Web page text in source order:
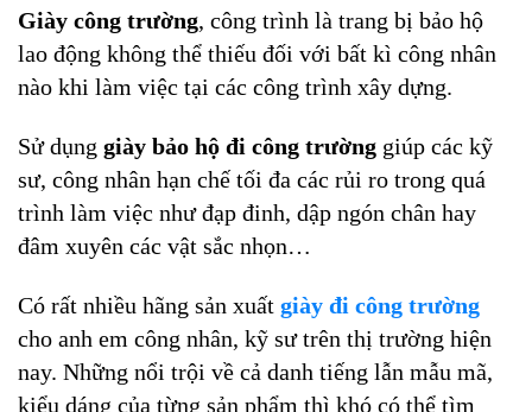
Giày công trường, công trình là trang bị bảo hộ
lao động không thể thiếu đối với bất kì công nhân
nào khi làm việc tại các công trình xây dựng.
Sử dụng giày bảo hộ đi công trường giúp các kỹ
sư, công nhân hạn chế tối đa các rủi ro trong quá
trình làm việc như đạp đinh, dập ngón chân hay
đâm xuyên các vật sắc nhọn…
Có rất nhiều hãng sản xuất giày đi công trường
cho anh em công nhân, kỹ sư trên thị trường hiện
nay. Những nổi trội về cả danh tiếng lẫn mẫu mã,
kiểu dáng của từng sản phẩm thì khó có thể tìm